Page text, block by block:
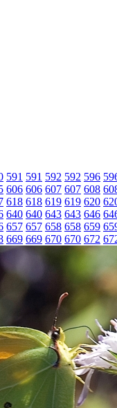
591 591 592 592 596
606 606 607 607 608
618 618 619 619 620
640 640 643 643 646
657 657 658 658 659
669 669 670 670 672